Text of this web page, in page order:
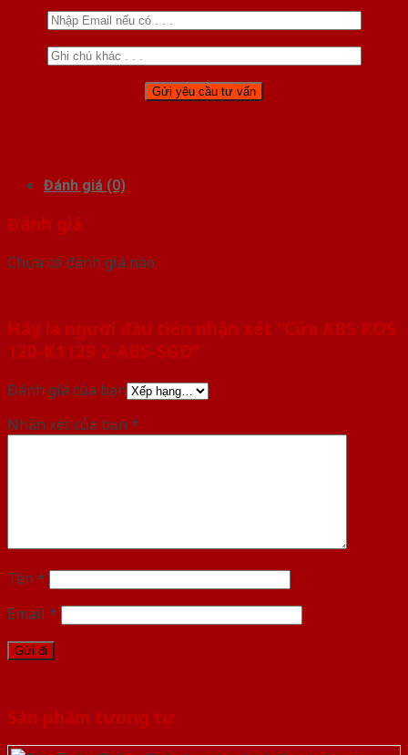
Đánh giá (0)
Đánh giá
Chưa có đánh giá nào.
Hãy là người đầu tiên nhận xét “Cửa ABS KOS
120-K1129 2-ABS-SGD”
Đánh giá của bạn
Nhận xét của bạn *
Tên *
Email *
Sản phẩm tương tự